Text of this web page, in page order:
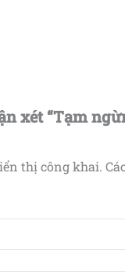
xét “Tạm
thị công khai.